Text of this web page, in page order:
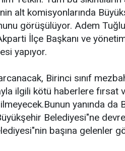
alt komisyonlarında
görüşülüyor. Adem
İlçe Başkanı ve
yapıyor.
Birinci sınıf
ilgili kötü haberlere fırsat
yanında da
Belediyesi"ne
başına gelenler